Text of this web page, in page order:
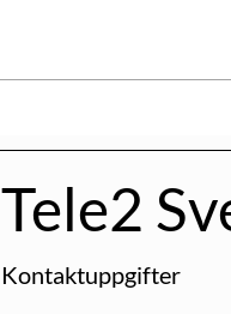
Tele2
Kontaktuppgifter